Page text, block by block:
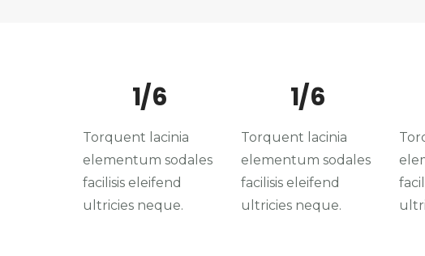
1/6
Torquent lacinia
elementum sodales
facilisis eleifend
ultricies neque.
1/6
Torquent lacinia
elementum sodales
facilisis eleifend
ultricies neque.